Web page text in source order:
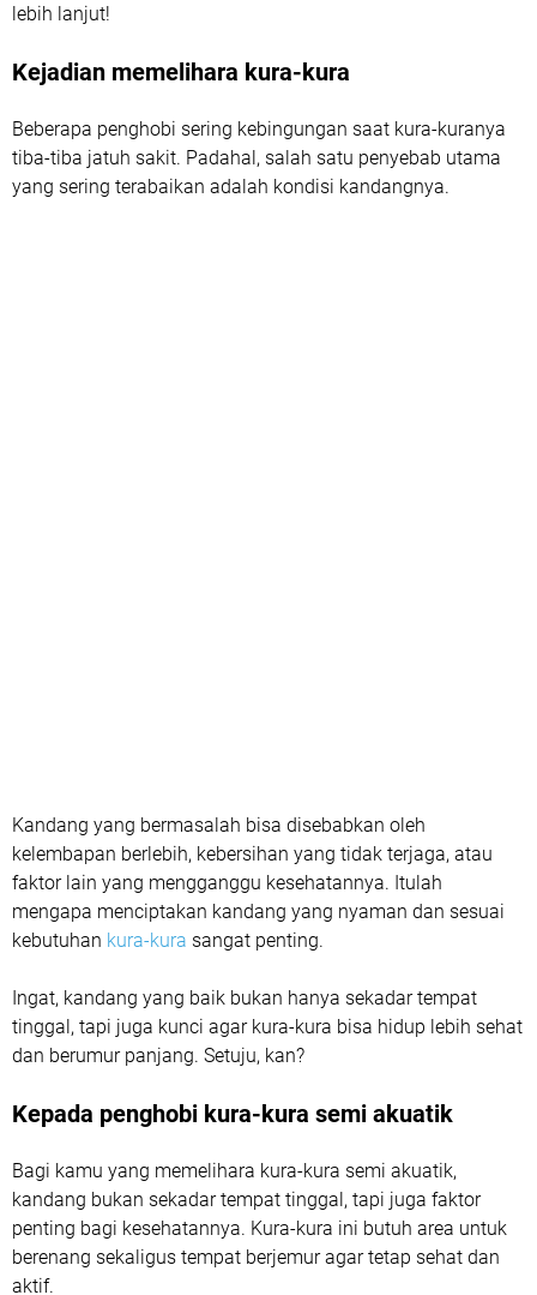
lebih lanjut!
Kejadian memelihara kura-kura
Beberapa penghobi sering kebingungan saat kura-kuranya
tiba-tiba jatuh sakit. Padahal, salah satu penyebab utama
yang sering terabaikan adalah kondisi kandangnya.
Kandang yang bermasalah bisa disebabkan oleh
kelembapan berlebih, kebersihan yang tidak terjaga, atau
faktor lain yang mengganggu kesehatannya. Itulah
mengapa menciptakan kandang yang nyaman dan sesuai
kebutuhan kura-kura sangat penting.
Ingat, kandang yang baik bukan hanya sekadar tempat
tinggal, tapi juga kunci agar kura-kura bisa hidup lebih sehat
dan berumur panjang. Setuju, kan?
Kepada penghobi kura-kura semi akuatik
Bagi kamu yang memelihara kura-kura semi akuatik,
kandang bukan sekadar tempat tinggal, tapi juga faktor
penting bagi kesehatannya. Kura-kura ini butuh area untuk
berenang sekaligus tempat berjemur agar tetap sehat dan
aktif.